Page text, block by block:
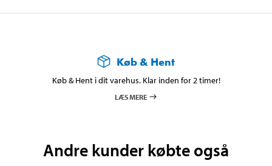
Køb & Hent
Køb & Hent i dit varehus. Klar inden for 2 timer!
LÆS MERE
Andre kunder købte også